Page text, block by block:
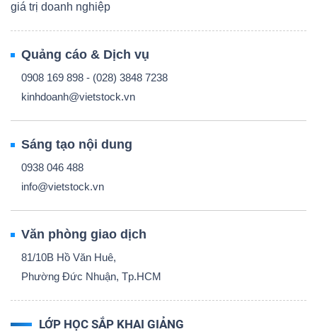
giá trị doanh nghiệp
Quảng cáo & Dịch vụ
0908 169 898 - (028) 3848 7238
kinhdoanh@vietstock.vn
Sáng tạo nội dung
0938 046 488
info@vietstock.vn
Văn phòng giao dịch
81/10B Hồ Văn Huê,
Phường Đức Nhuận, Tp.HCM
LỚP HỌC SẮP KHAI GIẢNG
NHÂN
PHÂN
TÍCH
VIETSTOCKFINANCE